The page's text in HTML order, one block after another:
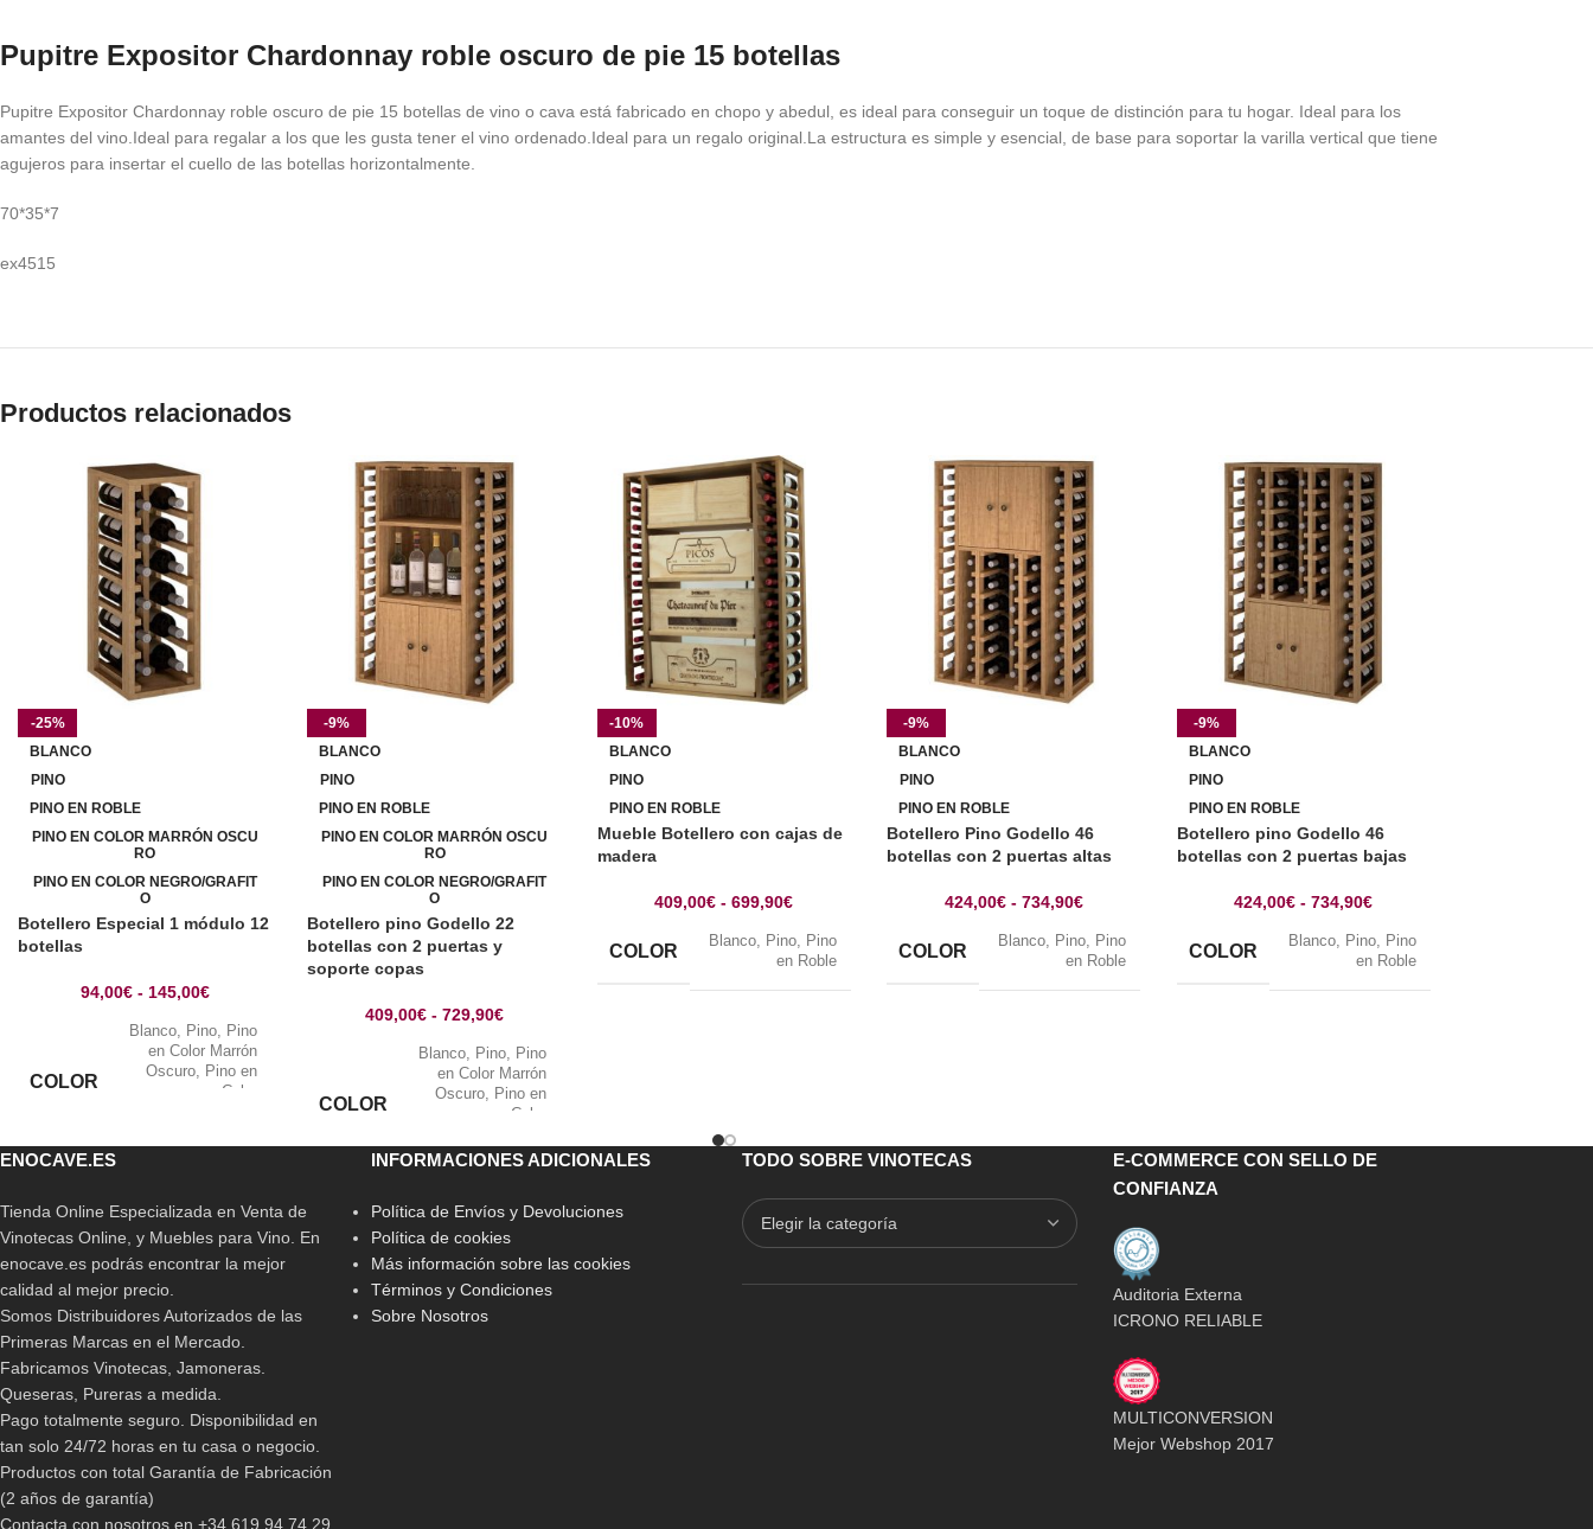
Pupitre Expositor Chardonnay roble oscuro de pie 15 botellas
Pupitre Expositor Chardonnay roble oscuro de pie 15 botellas de vino o cava está fabricado en chopo y abedul, es ideal para conseguir un toque de distinción para tu hogar. Ideal para los
amantes del vino.Ideal para regalar a los que les gusta tener el vino ordenado.Ideal para un regalo original.La estructura es simple y esencial, de base para soportar la varilla vertical que tiene
agujeros para insertar el cuello de las botellas horizontalmente.
70*35*7
ex4515
Productos relacionados
-25%
BLANCO
PINO
PINO EN ROBLE
PINO EN COLOR MARRÓN OSCU
RO
PINO EN COLOR NEGRO/GRAFIT
O
Botellero Especial 1 módulo 12
botellas
94,00€ - 145,00€
COLOR
Blanco, Pino, Pino
en Color Marrón
Oscuro, Pino en
Color
-9%
BLANCO
PINO
PINO EN ROBLE
PINO EN COLOR MARRÓN OSCU
RO
PINO EN COLOR NEGRO/GRAFIT
O
Botellero pino Godello 22
botellas con 2 puertas y
soporte copas
409,00€ - 729,90€
COLOR
Blanco, Pino, Pino
en Color Marrón
Oscuro, Pino en
Color
en Roble
-10%
BLANCO
PINO
PINO EN ROBLE
Mueble Botellero con cajas de
madera
409,00€ - 699,90€
COLOR Blanco, Pino, Pino
en Roble
-9%
BLANCO
PINO
PINO EN ROBLE
Botellero Pino Godello 46
botellas con 2 puertas altas
424,00€ - 734,90€
COLOR Blanco, Pino, Pino
en Roble
-9%
BLANCO
PINO
PINO EN ROBLE
Botellero pino Godello 46
botellas con 2 puertas bajas
424,00€ - 734,90€
COLOR Blanco, Pino, Pino
en Roble
ENOCAVE.ES
Tienda Online Especializada en Venta de
Vinotecas Online, y Muebles para Vino. En
enocave.es podrás encontrar la mejor
calidad al mejor precio.
Somos Distribuidores Autorizados de las
Primeras Marcas en el Mercado.
Fabricamos Vinotecas, Jamoneras.
Queseras, Pureras a medida.
Pago totalmente seguro. Disponibilidad en
tan solo 24/72 horas en tu casa o negocio.
Productos con total Garantía de Fabricación
(2 años de garantía)
Contacta con nosotros en +34 619 94 74 29
INFORMACIONES ADICIONALES
Política de Envíos y Devoluciones
Política de cookies
Más información sobre las cookies
Términos y Condiciones
Sobre Nosotros
TODO SOBRE VINOTECAS
E-COMMERCE CON SELLO DE
CONFIANZA
Auditoria Externa
ICRONO RELIABLE
MULTICONVERSION
Mejor Webshop 2017